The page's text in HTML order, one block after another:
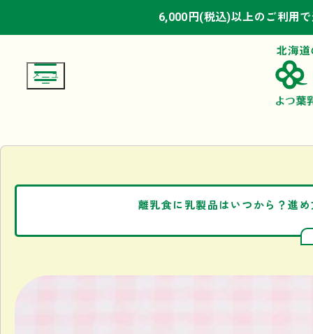
6,000円(税込)以上のご利用
6,000円(税込)以上のご利用
6,000円(税込)以上のご利用
離乳食に乳製品はいつから？進